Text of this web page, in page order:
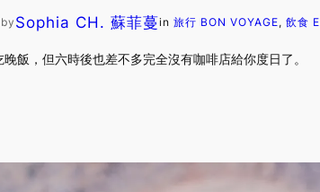
by Sophia CH. 蘇菲蔓in 旅行 BON VOYAGE, 飲食
飯，但六時後也差不多完全沒有咖啡店給你度日了。